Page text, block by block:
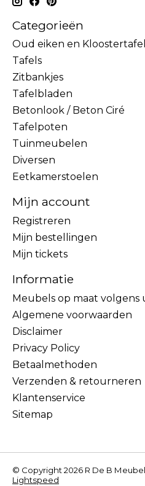
Categorieën
Oud eiken en
Tafels
Zitbankjes
Tafelbladen
Betonlook / Beton Ciré
Tafelpoten
Tuinmeubelen
Diversen
Eetkamerstoelen
Mijn account
Registreren
Mijn bestellingen
Mijn tickets
Informatie
Meubels op maat volgens
Algemene voorwaarden
Disclaimer
Privacy Policy
Betaalmethoden
Verzenden & retourneren
Klantenservice
Sitemap
© Copyright 2026 R De B
Lightspeed